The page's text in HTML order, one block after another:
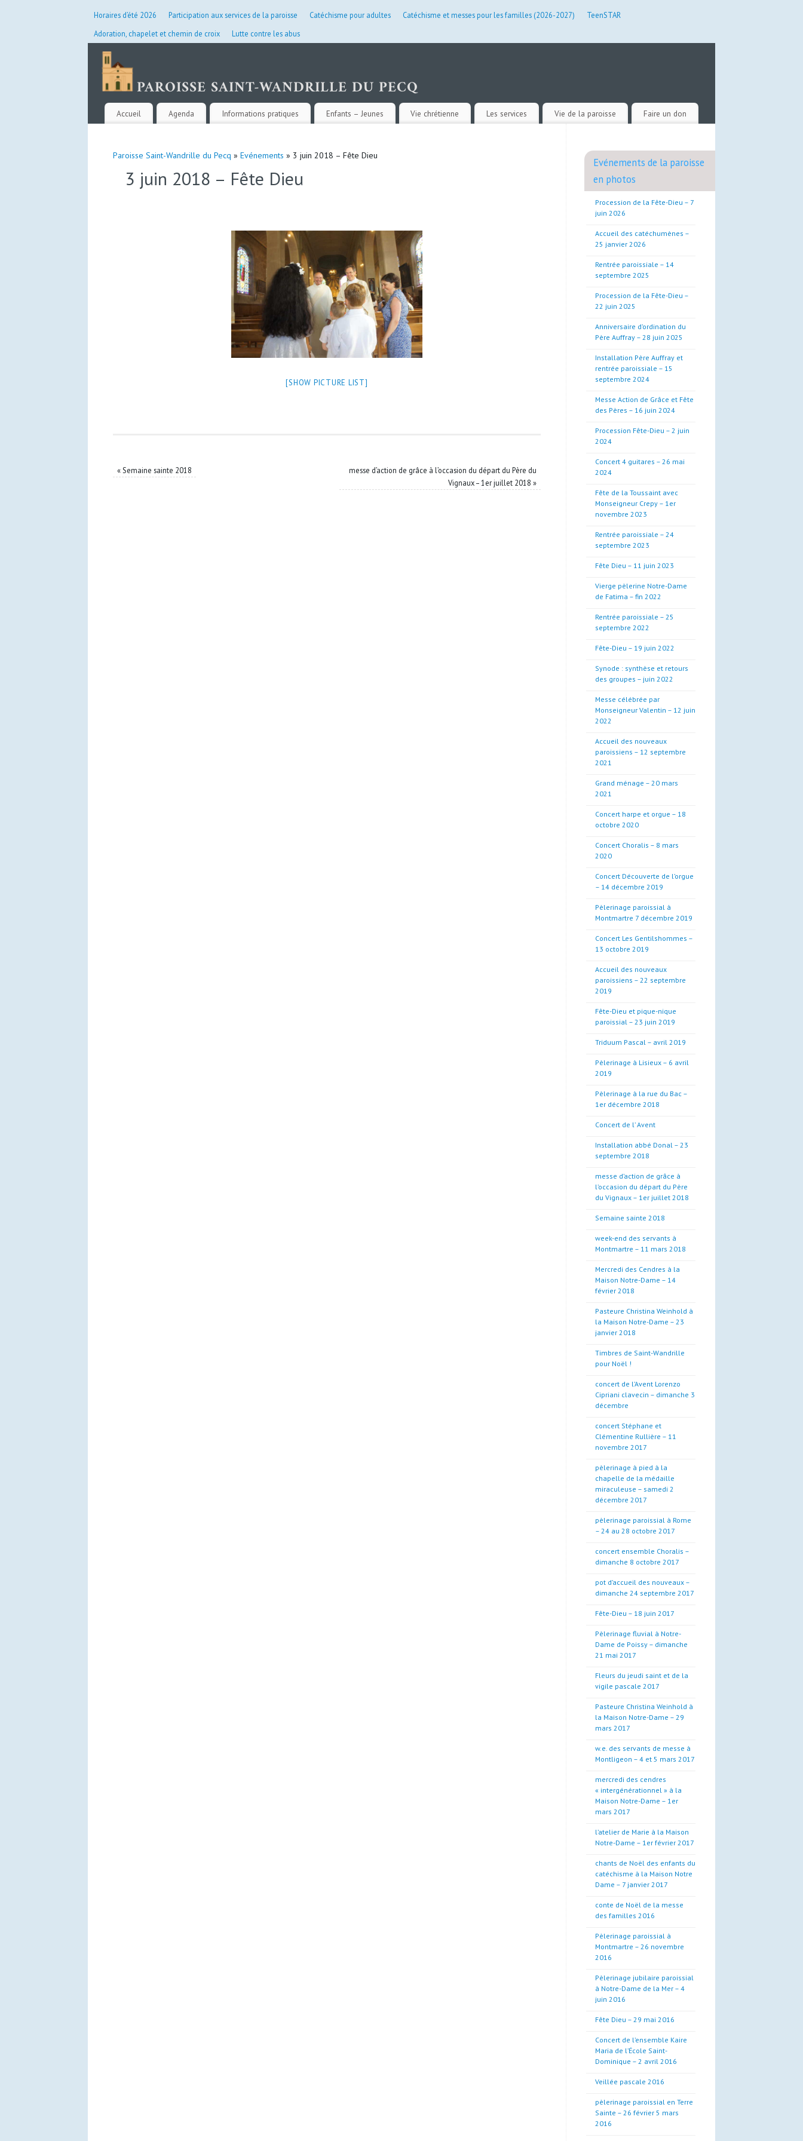
Horaires d’été 2026 Participation aux services de la paroisse Catéchisme pour adultes Catéchisme et messes pour les familles (2026-2027)
TeenSTAR
Adoration, chapelet et chemin de croix
Lutte contre les abus
Accueil Agenda Informations pratiques Enfants – Jeunes Vie chrétienne Les services Vie de la paroisse Faire un don
Paroisse Saint-Wandrille du Pecq » Evénements » 3 juin 2018 – Fête Dieu
3 juin 2018 – Fête Dieu
[SHOW PICTURE LIST]
« Semaine sainte 2018
messe d’action de grâce à l’occasion du départ du Père du
Vignaux – 1er juillet 2018 »
Evénements de la paroisse
en photos
Procession de la Fête-Dieu – 7
juin 2026
Accueil des catéchumènes –
25 janvier 2026
Rentrée paroissiale – 14
septembre 2025
Procession de la Fête-Dieu –
22 juin 2025
Anniversaire d’ordination du
Père Auffray – 28 juin 2025
Installation Père Auffray et
rentrée paroissiale – 15
septembre 2024
Messe Action de Grâce et Fête
des Pères – 16 juin 2024
Procession Fête-Dieu – 2 juin
2024
Concert 4 guitares – 26 mai
2024
Fête de la Toussaint avec
Monseigneur Crepy – 1er
novembre 2023
Rentrée paroissiale – 24
septembre 2023
Fête Dieu – 11 juin 2023
Vierge pèlerine Notre-Dame
de Fatima – fin 2022
Rentrée paroissiale – 25
septembre 2022
Fête-Dieu – 19 juin 2022
Synode : synthèse et retours
des groupes – juin 2022
Messe célébrée par
Monseigneur Valentin – 12 juin
2022
Accueil des nouveaux
paroissiens – 12 septembre
2021
Grand ménage – 20 mars
2021
Concert harpe et orgue – 18
octobre 2020
Concert Choralis – 8 mars
2020
Concert Découverte de l’orgue
– 14 décembre 2019
Pèlerinage paroissial à
Montmartre 7 décembre 2019
Concert Les Gentilshommes –
13 octobre 2019
Accueil des nouveaux
paroissiens – 22 septembre
2019
Fête-Dieu et pique-nique
paroissial – 23 juin 2019
Triduum Pascal – avril 2019
Pèlerinage à Lisieux – 6 avril
2019
Pèlerinage à la rue du Bac –
1er décembre 2018
Concert de l’ Avent
Installation abbé Donal – 23
septembre 2018
messe d’action de grâce à
l’occasion du départ du Père
du Vignaux – 1er juillet 2018
Semaine sainte 2018
week-end des servants à
Montmartre – 11 mars 2018
Mercredi des Cendres à la
Maison Notre-Dame – 14
février 2018
Pasteure Christina Weinhold à
la Maison Notre-Dame – 23
janvier 2018
Timbres de Saint-Wandrille
pour Noël !
concert de l’Avent Lorenzo
Cipriani clavecin – dimanche 3
décembre
concert Stéphane et
Clémentine Rullière – 11
novembre 2017
pèlerinage à pied à la
chapelle de la médaille
miraculeuse – samedi 2
décembre 2017
pèlerinage paroissial à Rome
– 24 au 28 octobre 2017
concert ensemble Choralis –
dimanche 8 octobre 2017
pot d’accueil des nouveaux –
dimanche 24 septembre 2017
Fête-Dieu – 18 juin 2017
Pèlerinage fluvial à Notre-
Dame de Poissy – dimanche
21 mai 2017
Fleurs du jeudi saint et de la
vigile pascale 2017
Pasteure Christina Weinhold à
la Maison Notre-Dame – 29
mars 2017
w.e. des servants de messe à
Montligeon – 4 et 5 mars 2017
mercredi des cendres
« intergénérationnel » à la
Maison Notre-Dame – 1er
mars 2017
l’atelier de Marie à la Maison
Notre-Dame – 1er février 2017
chants de Noël des enfants du
catéchisme à la Maison Notre
Dame – 7 janvier 2017
conte de Noël de la messe
des familles 2016
Pèlerinage paroissial à
Montmartre – 26 novembre
2016
Pèlerinage jubilaire paroissial
à Notre-Dame de la Mer – 4
juin 2016
Fête Dieu – 29 mai 2016
Concert de l’ensemble Kaire
Maria de l’École Saint-
Dominique – 2 avril 2016
Veillée pascale 2016
pèlerinage paroissial en Terre
Sainte – 26 février 5 mars
2016